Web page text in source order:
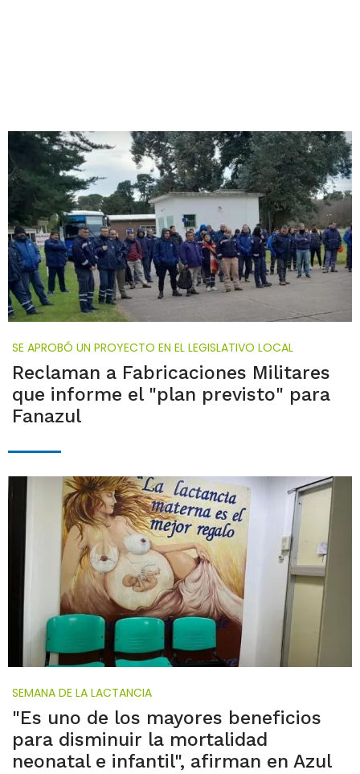
SE APROBÓ UN PROYECTO EN EL LEGISLATIVO LOCAL
Reclaman a Fabricaciones Militares
que informe el "plan previsto" para
Fanazul
SEMANA DE LA LACTANCIA
"Es uno de los mayores beneficios
para disminuir la mortalidad
neonatal e infantil", afirman en Azul